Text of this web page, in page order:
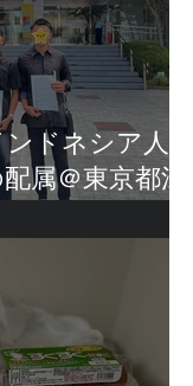
ドネシア人技
属＠東京都江